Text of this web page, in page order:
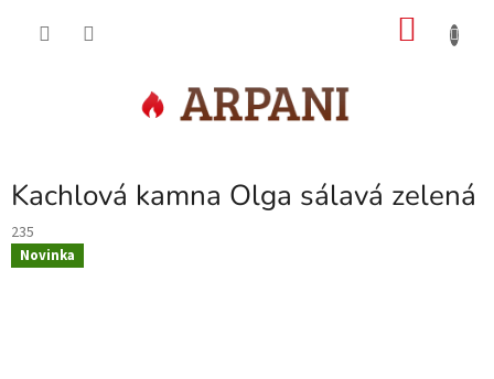
Kachlová kamna Olga sálavá zelená
235
Novinka